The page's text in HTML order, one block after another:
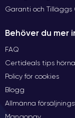
Garanti och Tilläggs
Behöver du mer
FAQ
Certideals tips
Policy för cookies
Blogg
Allmänna
Mangopay